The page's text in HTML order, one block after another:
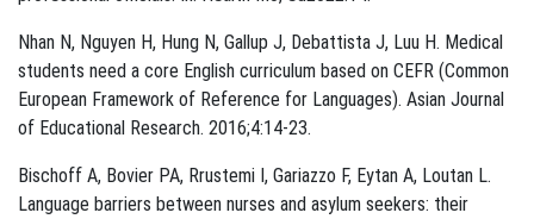
Nhan N, Nguyen H, Hung N, Gallup J, Debattista J, Luu H. Medical
students need a core English curriculum based on CEFR (Common
European Framework of Reference for Languages). Asian Journal
of Educational Research. 2016;4:14-23.
Bischoff A, Bovier PA, Rrustemi I, Gariazzo F, Eytan A, Loutan L.
Language barriers between nurses and asylum seekers: their